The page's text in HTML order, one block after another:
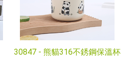
30847 - 熊貓316不銹鋼保溫杯